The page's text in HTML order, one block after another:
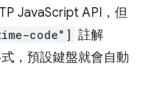
JavaScript API，但
code"] 註解
，預設鍵盤就會自動